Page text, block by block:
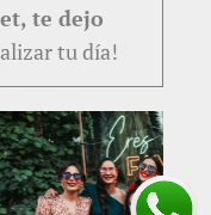
te dejo
tu día!